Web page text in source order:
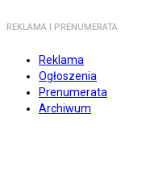
REKLAMA I PRENUMERATA
Reklama
Ogłoszenia
Prenumerata
Archiwum